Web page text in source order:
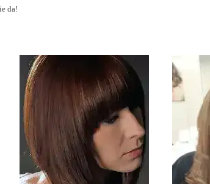
da!